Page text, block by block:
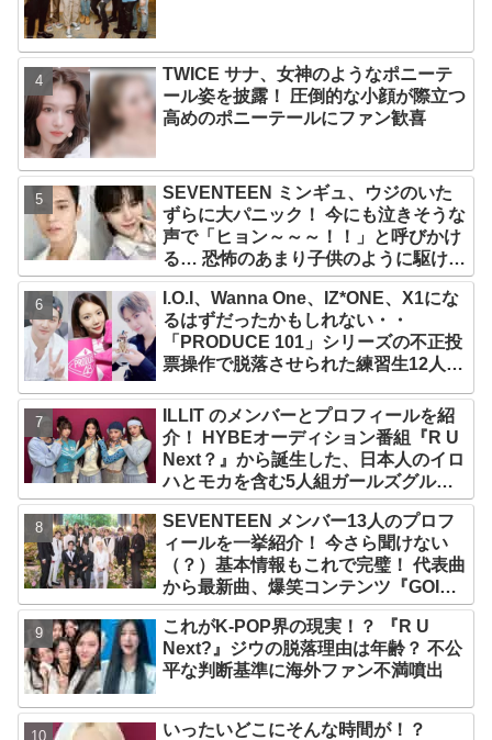
TWICE サナ、女神のようなポニーテ
ール姿を披露！ 圧倒的な小顔が際立つ
高めのポニーテールにファン歓喜
SEVENTEEN ミンギュ、ウジのいた
ずらに大パニック！ 今にも泣きそうな
声で「ヒョン～～～！！」と呼びかけ
る… 恐怖のあまり子供のように駆け出
す姿がかわいい
I.O.I、Wanna One、IZ*ONE、X1にな
るはずだったかもしれない・・
「PRODUCE 101」シリーズの不正投
票操作で脱落させられた練習生12人の
ILLIT のメンバーとプロフィールを紹
介！ HYBEオーディション番組『R U
Next？』から誕生した、日本人のイロ
ハとモカを含む5人組ガールズグルー
プ！ デビュー曲「Magnetic」がいき
なりの大ヒット
SEVENTEEN メンバー13人のプロフ
ィールを一挙紹介！ 今さら聞けない
（？）基本情報もこれで完璧！ 代表曲
から最新曲、爆笑コンテンツ『GOING
SEVENTEEN』まで・・VERY NICE
な魅力が満載
これがK-POP界の現実！？ 『R U
Next?』ジウの脱落理由は年齢？ 不公
平な判断基準に海外ファン不満噴出
いったいどこにそんな時間が！？